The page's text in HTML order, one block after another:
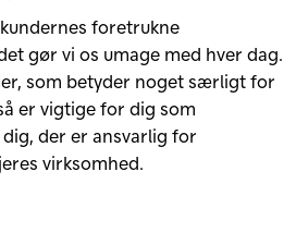
foretrukne
gør vi os umage med hver dag.
som betyder noget særligt for
er vigtige for dig som
der er ansvarlig for
virksomhed.